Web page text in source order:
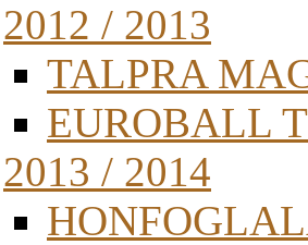
2012 / 2013
TALPRA
EUROBALL
2013 / 2014